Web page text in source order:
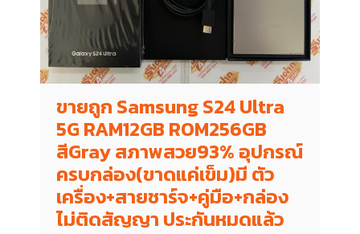
ขายถูก Samsung S24 Ultra
5G RAM12GB ROM256GB
สีGray สภาพสวย93% อุปกรณ์
ครบกล่อง(ขาดแค่เข็ม)มี ตัว
เครื่อง+สายชาร์จ+คู่มือ+กล่อง
ไม่ติดสัญญา ประกันหมดแล้ว